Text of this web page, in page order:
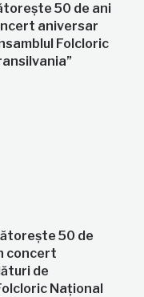
50 de ani
aniversar
Folcloric
50 de
concert
de
Național